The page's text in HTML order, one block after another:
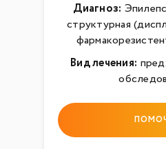
Диагноз:
структурная
Вид лечения: